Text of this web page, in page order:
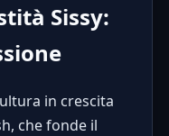
Sissy:
in crescita
che fonde il